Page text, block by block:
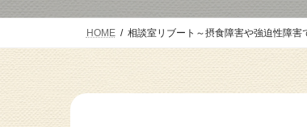
HOME 相談室リブート～摂食障害や強迫性障害